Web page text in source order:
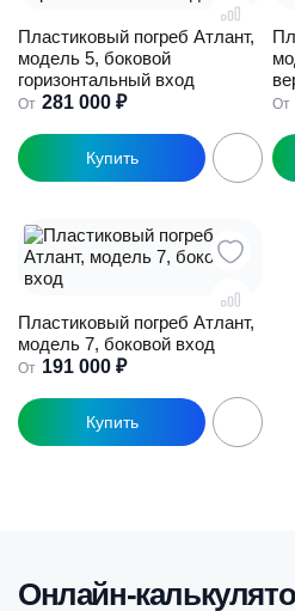
выбрать
на
странице
товара.
на
Пластиковый погреб Атлант,
модель 5, боковой
горизонтальный вход
От 281 000 ₽
Этот
товар
несколько
вариаций.
Опции
выбрать
на
странице
От
Пластиковый погреб Атлант,
модель 7, боковой вход
От 191 000 ₽
Этот
товар
выбрать
на
Онлайн-